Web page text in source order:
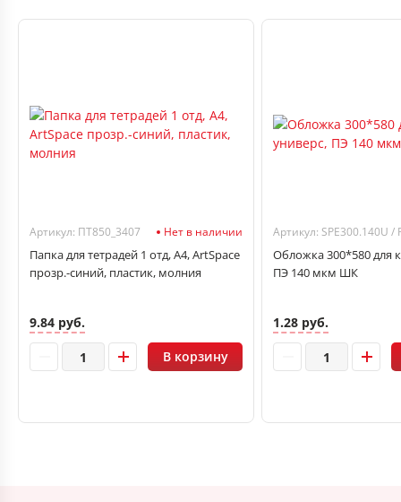
Артикул: ПТ850_3407 Нет в наличии
Папка для тетрадей 1 отд, А4, ArtSpace
прозр.-синий, пластик, молния
9.84 руб.
В корзину
Обложка 300*580 для
ПЭ 140 мкм ШК
1.28 руб.